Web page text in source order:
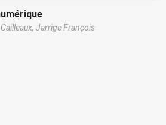
Jarrige François